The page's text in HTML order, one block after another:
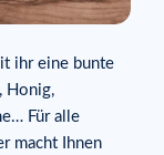
ihr eine bunte
Honig,
Für alle
macht Ihnen